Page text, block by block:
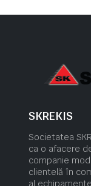
SKREKIS
Societatea
ca o afacere
companie
clientelă în
al